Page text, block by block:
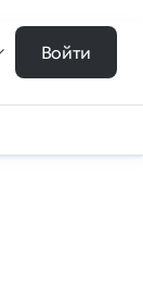
Войти